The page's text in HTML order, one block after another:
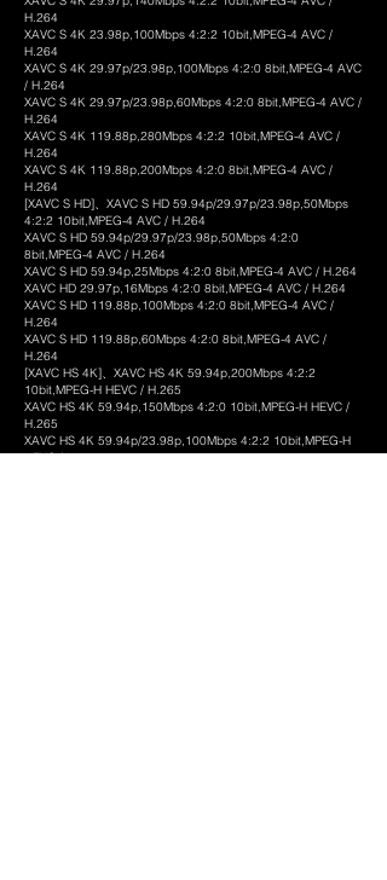
H.264
XAVC S 4K 23.98p,100Mbps 4:2:2 10bit,MPEG-4 AVC /
H.264
XAVC S 4K 29.97p/23.98p,100Mbps 4:2:0 8bit,MPEG-4 AVC
/ H.264
XAVC S 4K 29.97p/23.98p,60Mbps 4:2:0 8bit,MPEG-4 AVC /
H.264
XAVC S 4K 119.88p,280Mbps 4:2:2 10bit,MPEG-4 AVC /
H.264
XAVC S 4K 119.88p,200Mbps 4:2:0 8bit,MPEG-4 AVC /
H.264
[XAVC S HD]、XAVC S HD 59.94p/29.97p/23.98p,50Mbps
4:2:2 10bit,MPEG-4 AVC / H.264
XAVC S HD 59.94p/29.97p/23.98p,50Mbps 4:2:0
8bit,MPEG-4 AVC / H.264
XAVC S HD 59.94p,25Mbps 4:2:0 8bit,MPEG-4 AVC / H.264
XAVC HD 29.97p,16Mbps 4:2:0 8bit,MPEG-4 AVC / H.264
XAVC S HD 119.88p,100Mbps 4:2:0 8bit,MPEG-4 AVC /
H.264
XAVC S HD 119.88p,60Mbps 4:2:0 8bit,MPEG-4 AVC /
H.264
[XAVC HS 4K]、XAVC HS 4K 59.94p,200Mbps 4:2:2
10bit,MPEG-H HEVC / H.265
XAVC HS 4K 59.94p,150Mbps 4:2:0 10bit,MPEG-H HEVC /
H.265
XAVC HS 4K 59.94p/23.98p,100Mbps 4:2:2 10bit,MPEG-H
HEVC / H.265